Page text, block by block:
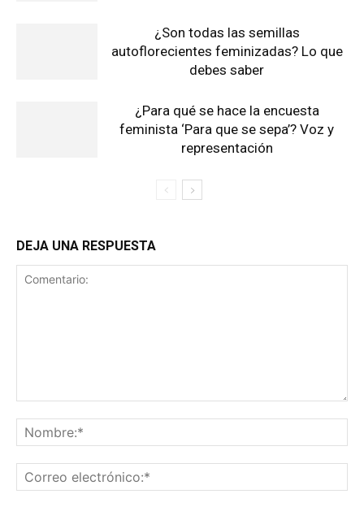
¿Son todas las semillas
autoflorecientes feminizadas? Lo que
debes saber
¿Para qué se hace la encuesta
feminista ‘Para que se sepa’? Voz y
representación
DEJA UNA RESPUESTA